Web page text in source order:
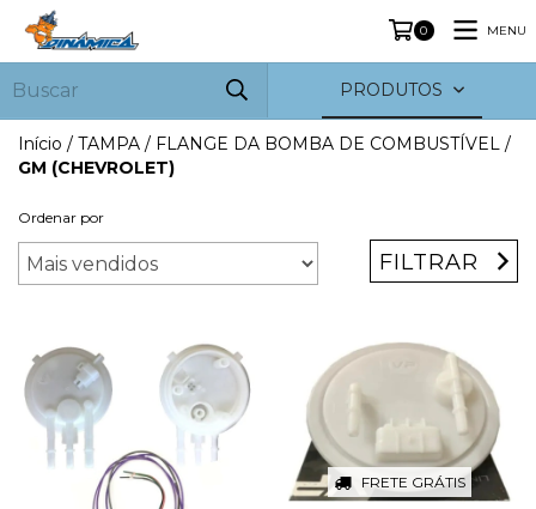
0 MENU
PRODUTOS
Início / TAMPA / FLANGE DA BOMBA DE COMBUSTÍVEL /
GM (CHEVROLET)
Ordenar por
FILTRAR
FRETE GRÁTIS